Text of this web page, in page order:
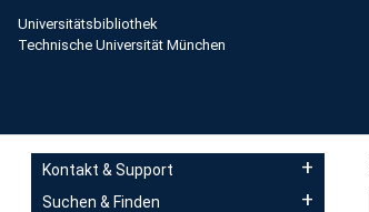
Direkt zum Inhalt
Universitätsbibliothek
Technische Universität München
Main navigation
Kontakt & Support
Suchen & Finden